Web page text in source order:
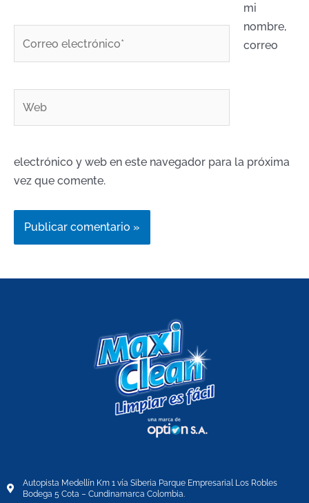
mi
nombre,
correo
electrónico y web en este navegador para la próxima
vez que comente.
Autopista Medellín Km 1 vía Siberia Parque Empresarial Los Robles
Bodega 5 Cota – Cundinamarca Colombia.